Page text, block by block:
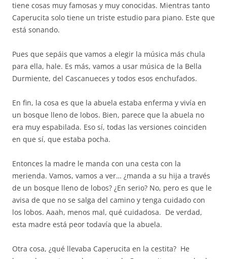
tiene cosas muy famosas y muy conocidas. Mientras tanto
Caperucita solo tiene un triste estudio para piano. Este que
está sonando.
Pues que sepáis que vamos a elegir la música más chula
para ella, hale. Es más, vamos a usar música de la Bella
Durmiente, del Cascanueces y todos esos enchufados.
En fin, la cosa es que la abuela estaba enferma y vivía en
un bosque lleno de lobos. Bien, parece que la abuela no
era muy espabilada. Eso sí, todas las versiones coinciden
en que sí, que estaba pocha.
Entonces la madre le manda con una cesta con la
merienda. Vamos, vamos a ver… ¿manda a su hija a través
de un bosque lleno de lobos? ¿En serio? No, pero es que le
avisa de que no se salga del camino y tenga cuidado con
los lobos. Aaah, menos mal, qué cuidadosa. De verdad,
esta madre está peor todavía que la abuela.
Otra cosa, ¿qué llevaba Caperucita en la cestita? He